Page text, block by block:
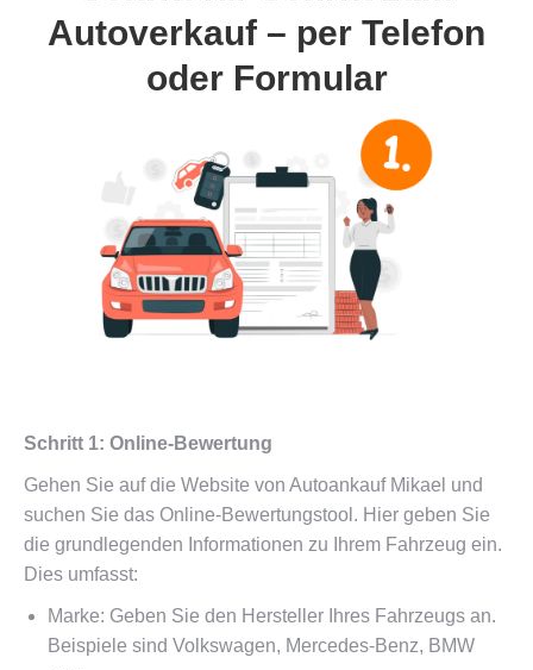
Autoverkauf – per Telefon
oder Formular
Schritt 1: Online-Bewertung
Gehen Sie auf die Website von Autoankauf Mikael und
suchen Sie das Online-Bewertungstool. Hier geben Sie
die grundlegenden Informationen zu Ihrem Fahrzeug ein.
Dies umfasst:
Marke: Geben Sie den Hersteller Ihres Fahrzeugs an.
Beispiele sind Volkswagen, Mercedes-Benz, BMW